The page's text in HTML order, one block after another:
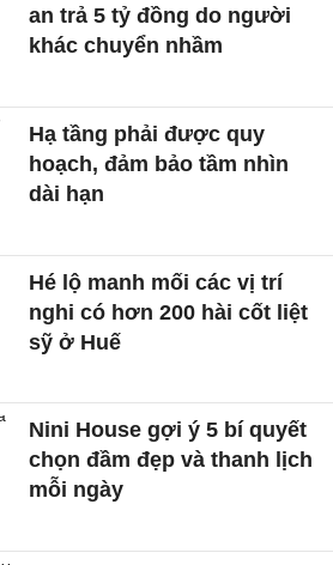
an trả 5 tỷ đồng do người
khác chuyển nhầm
Hạ tầng phải được quy
hoạch, đảm bảo tầm nhìn
dài hạn
Hé lộ manh mối các vị trí
nghi có hơn 200 hài cốt liệt
sỹ ở Huế
Nini House gợi ý 5 bí quyết
chọn đầm đẹp và thanh lịch
mỗi ngày